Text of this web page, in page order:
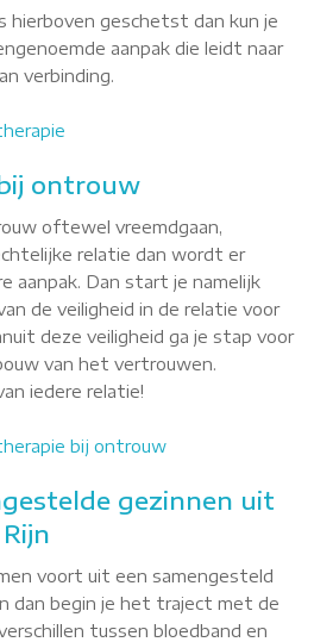
hierboven geschetst dan kun je
aanpak die leidt naar
verbinding.
ontrouw
oftewel vreemdgaan,
relatie dan wordt er
aanpak. Dan start je namelijk
de veiligheid in de relatie voor
deze veiligheid ga je stap voor
van het vertrouwen.
iedere relatie!
bij ontrouw
gezinnen uit
voort uit een samengesteld
dan begin je het traject met de
tussen bloedband en